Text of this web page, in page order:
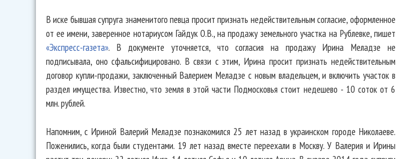
В иске бывшая супруга знаменитого певца просит признать недействительным согласие, оформленное
от ее имени, заверенное нотариусом Гайдук О.В., на продажу земельного участка на Рублевке, пишет
«Экспресс-газета». В документе уточняется, что согласия на продажу Ирина Меладзе не
подписывала, оно сфальсифицировано. В связи с этим, Ирина просит признать недействительным
договор купли-продажи, заключенный Валерием Меладзе с новым владельцем, и включить участок в
раздел имущества. Известно, что земля в этой части Подмосковья стоит недешево - 10 соток от 6
млн. рублей.
Напомним, с Ириной Валерий Меладзе познакомился 25 лет назад в украинском городе Николаеве.
Поженились, когда были студентами. 19 лет назад вместе переехали в Москву. У Валерия и Ирины